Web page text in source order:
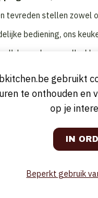
tevreden stellen
bediening, ons
bezoek van welke
gebruikt
te onthouden en
op je
Beperkt gebruik